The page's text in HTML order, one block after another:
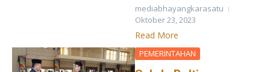
mediabhayangkarasatu
Oktober 23, 2023
Read More
PEMERINTAHAN